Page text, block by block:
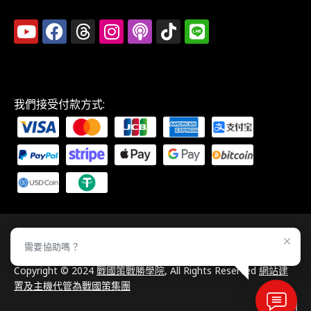
我們接受付款方式:
Copyright © 2024 戰國策戰勝學院, All Rights Reserved 網站建
置及主機代管為戰國策集團
需要協助嗎？